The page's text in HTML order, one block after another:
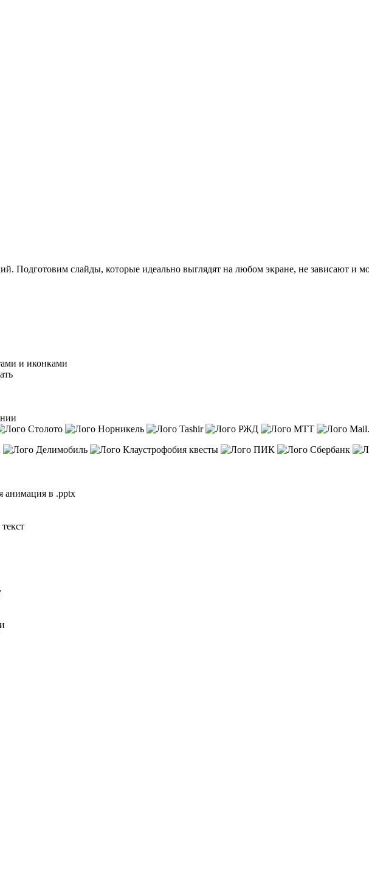
Подготовим слайды, которые идеально выглядят на любом экране, не зависают и
и иконками
анимация в .pptx